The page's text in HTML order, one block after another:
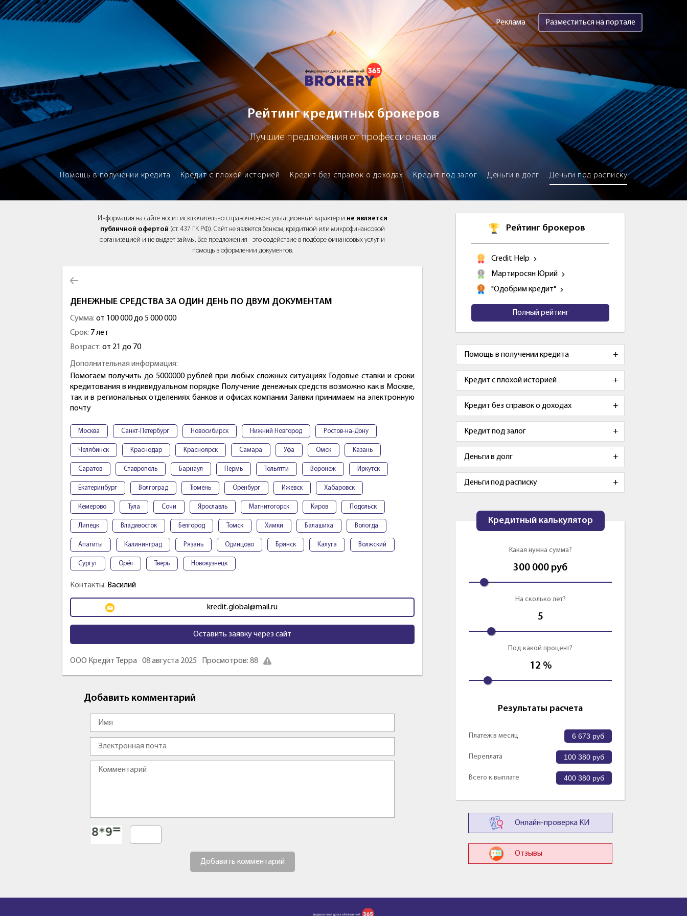
Brokery365 - Рейтинг кредитных брокеров
Реклама Разместиться на портале
Рейтинг кредитных брокеров
Лучшие предложения от профессионалов
Помощь в получении кредита Кредит с плохой историей Кредит без справок о доходах Кредит под залог Деньги в долг Деньги под расписку
Информация на сайте носит исключительно справочно-консультационный характер и не является
публичной офертой (ст. 437 ГК РФ). Сайт не является банком, кредитной или микрофинансовой
организацией и не выдаёт займы. Все предложения - это содействие в подборе финансовых услуг и
помощь в оформлении документов.
ДЕНЕЖНЫЕ СРЕДСТВА ЗА ОДИН ДЕНЬ ПО ДВУМ ДОКУМЕНТАМ
Сумма: от 100 000 до 5 000 000
Срок: 7 лет
Возраст: от 21 до 70
Дополнительная информация:
Помогаем получить до 5000000 рублей при любых сложных ситуациях Годовые ставки и сроки
кредитования в индивидуальном порядке Получение денежных средств возможно как в Москве,
так и в региональных отделениях банков и офисах компании Заявки принимаем на электронную
почту
Москва Санкт-Петербург Новосибирск Нижний Новгород Ростов-на-Дону
Челябинск Краснодар Красноярск Самара Уфа Омск Казань
Саратов Ставрополь Барнаул Пермь Тольятти Воронеж Иркутск
Екатеринбург Волгоград Тюмень Оренбург Ижевск Хабаровск
Кемерово Тула Сочи Ярославль Магнитогорск Киров Подольск
Липецк Владивосток Белгород Томск Химки Балашиха Вологда
Апатиты Калининград Рязань Одинцово Брянск Калуга Волжский
Сургут Орёл Тверь Новокузнецк
Контакты: Василий
kredit.global@mail.ru
Оставить заявку через сайт
ООО Кредит Терра 08 августа 2025 Просмотров: 88
Добавить комментарий
Добавить комментарий
Рейтинг брокеров
Credit Help
Мартиросян Юрий
"Одобрим кредит"
Полный рейтинг
Помощь в получении кредита
Кредит с плохой историей
Кредит без справок о доходах
Кредит под залог
Деньги в долг
Деньги под расписку
Кредитный калькулятор
Какая нужна сумма?
300 000 руб
На сколько лет?
5
Под какой процент?
12 %
Результаты расчета
Платеж в месяц 6 673 руб
Переплата 100 380 руб
Всего к выплате 400 380 руб
Онлайн-проверка КИ
Отзывы